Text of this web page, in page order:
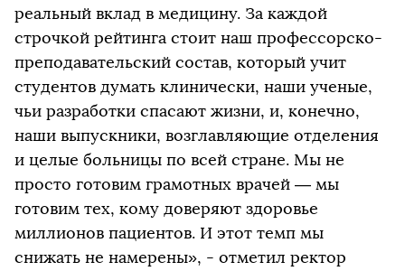
реальный вклад в медицину. За каждой
строчкой рейтинга стоит наш профессорско-
преподавательский состав, который учит
студентов думать клинически, наши ученые,
чьи разработки спасают жизни, и, конечно,
наши выпускники, возглавляющие отделения
и целые больницы по всей стране. Мы не
просто готовим грамотных врачей — мы
готовим тех, кому доверяют здоровье
миллионов пациентов. И этот темп мы
снижать не намерены», - отметил ректор